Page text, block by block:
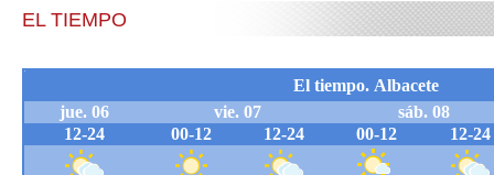
EL TIEMPO